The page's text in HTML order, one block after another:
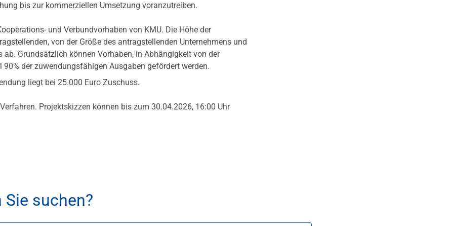
bis zur kommerziellen Umsetzung voranzutreiben.
und Verbundvorhaben von KMU. Die Höhe der
von der Größe des antragstellenden Unternehmens und
Grundsätzlich können Vorhaben, in Abhängigkeit von der
der zuwendungsfähigen Ausgaben gefördert werden.
liegt bei 25.000 Euro Zuschuss.
Projektskizzen können bis zum 30.04.2026, 16:00 Uhr
suchen?